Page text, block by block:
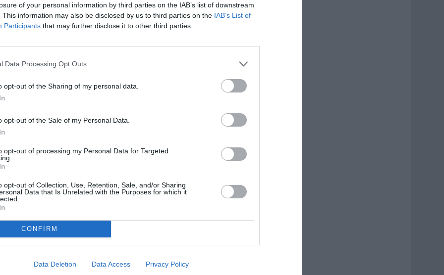
of your personal information by third parties on the IAB’s list of downstream
This information may also be disclosed by us to third parties on the IAB’s List of
Participants that may further disclose it to other third parties.
Data Processing Opt Outs
opt-out of the Sharing of my personal data.
opt-out of the Sale of my Personal Data.
opt-out of processing my Personal Data for Targeted
opt-out of Collection, Use, Retention, Sale, and/or Sharing
Data that Is Unrelated with the Purposes for which it
CONFIRM
Data Deletion Data Access Privacy Policy
grav lângă Palermo
violent, iar bărbatul de 52 de ani,
care se aflau în aceeași mașină cu